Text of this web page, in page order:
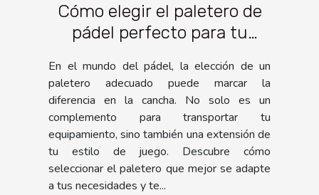
Cómo elegir el paletero de
pádel perfecto para tu
En el mundo del pádel, la elección de un
paletero adecuado puede marcar la
diferencia en la cancha. No solo es un
complemento para transportar tu
equipamiento, sino también una extensión de
tu estilo de juego. Descubre cómo
seleccionar el paletero que mejor se adapte
a tus necesidades y te...